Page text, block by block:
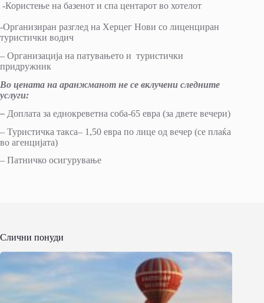
-Користење на базенот и спа центарот во хотелот
-Организиран разглед на Херцег Нови со лиценциран
туристички водич
– Организација на патувањето и туристички
придружник
Во цената на аранжманот не се вклучени следните
услуги:
– Доплата за еднокреветна соба-65 евра (за двете вечери)
– Туристичка такса– 1,50 евра по лице од вечер (се плаќа
во агенцијата)
– Патничко осигурување
Слични понуди